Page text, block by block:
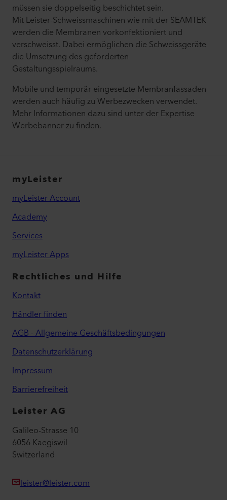
müssen sie doppelseitig beschichtet sein.
Mit Leister-Schweissmaschinen wie mit der SEAMTEK
werden die Membranen vorkonfektioniert und
verschweisst. Dabei ermöglichen die Schweissgeräte
die Umsetzung des geforderten
Gestaltungsspielraums.
Mobile und temporär eingesetzte Membranfassaden
werden auch häufig zu Werbezwecken verwendet.
Mehr Informationen dazu sind unter der Expertise
Werbebanner zu finden.
myLeister
myLeister Account
Academy
Services
myLeister Apps
Rechtliches und Hilfe
Kontakt
Händler finden
AGB - Allgemeine Geschäftsbedingungen
Datenschutzerklärung
Impressum
Barrierefreiheit
Leister AG
Galileo-Strasse 10
6056 Kaegiswil
Switzerland
leister@leister.com